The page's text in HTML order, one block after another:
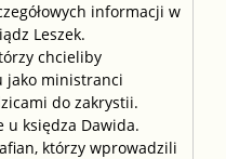
informacji w
Leszek.
chcieliby
jako ministranci
do zakrystii.
u księdza Dawida.
którzy wprowadzili